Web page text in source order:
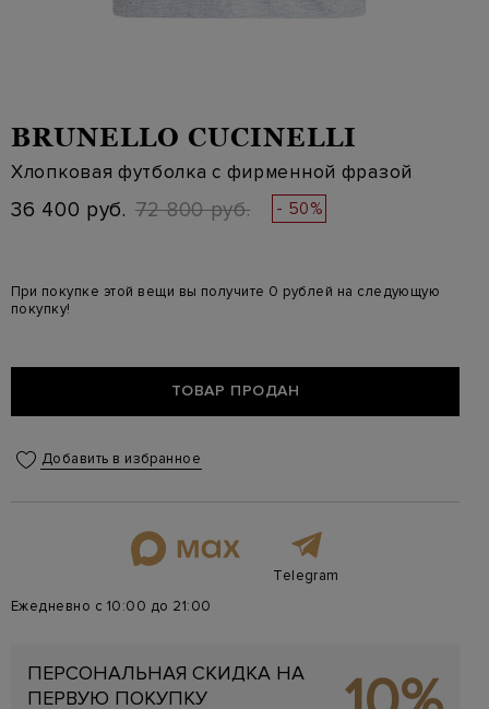
BRUNELLO CUCINELLI
Хлопковая футболка с фирменной фразой
36 400 руб. 72 800 руб. - 50%
При покупке этой вещи вы получите 0 рублей на следующую
покупку!
ТОВАР ПРОДАН
Добавить в избранное
Telegram
Ежедневно с 10:00 до 21:00
ПЕРСОНАЛЬНАЯ СКИДКА НА
ПЕРВУЮ ПОКУПКУ